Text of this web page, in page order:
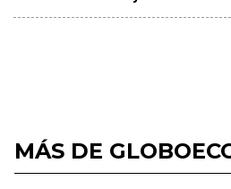
MÁS DE